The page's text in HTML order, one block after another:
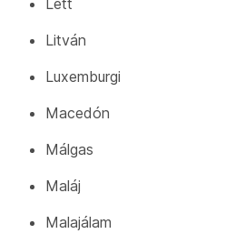
Lett
Litván
Luxemburgi
Macedón
Málgas
Maláj
Malajálam